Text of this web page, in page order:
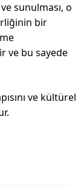
sunulması, o
bir
ve bu sayede
ve kültürel